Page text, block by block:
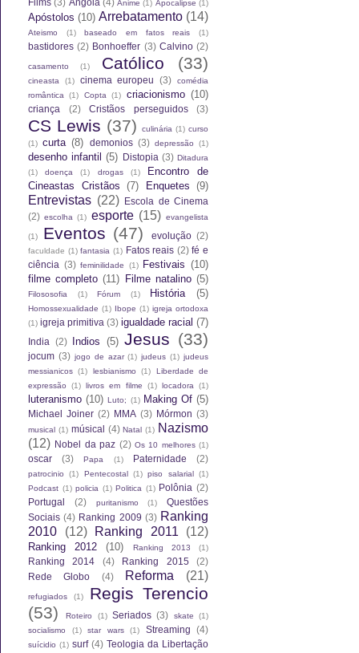
Films (3) Angola (4) Anime (1) Apocalipse (1)
Apóstolos (10) Arrebatamento (14)
Ateismo (1) baseado em fatos reais (1)
bastidores (2) Bonhoeffer (3) Calvino (2)
casamento (1) Católico (33)
cineasta (1) cinema europeu (3)
comédia
romântica (1) Copta (1) criacionismo (10)
criança (2) Cristãos perseguidos (3)
CS Lewis (37) culinária (1) curso
(1) curta (8) demonios (3) depressão (1)
desenho infantil (5) Distopia (3) Ditadura
(1)
doença (1) drogas (1)
Encontro de
Cineastas Cristãos (7) Enquetes (9)
Entrevistas (22)
Escola de Cinema
(2) escolha (1) esporte (15) evangelista
(1) Eventos (47) evolução (2)
faculdade (1) fantasia (1) Fatos reais (2) fé e
ciência (3) feminilidade (1) Festivais (10)
filme completo (11) Filme natalino (5)
Filososofia (1) Fórum (1) História (5)
Homossexualidade (1) Ibope (1) igreja ortodoxa
(1) igreja primitiva (3) igualdade racial (7)
India (2) Indios (5) Jesus (33)
jocum (3) jogo de azar (1) judeus (1) judeus
messianicos (1) lesbianismo (1)
Liberdade de
expressão
(1) livros em filme (1) locadora (1)
luteranismo (10) Luto; (1) Making Of (5)
Michael Joiner (2) MMA (3) Mórmon (3)
musical (1) músical (4) Natal (1) Nazismo
(12) Nobel da paz (2) Os 10 melhores (1)
oscar (3) Papa (1) Paternidade (2)
patrocinio (1) Pentecostal (1) piso salarial (1)
Podcast (1) policia (1) Politica (1) Polônia (2)
Portugal
(2) puritanismo (1)
Questões
Sociais (4) Ranking 2009 (3) Ranking
2010
(12) Ranking 2011 (12)
Ranking 2012 (10) Ranking 2013 (1)
Ranking 2014 (4) Ranking 2015
(2)
Rede Globo
(4) Reforma (21)
refugiados (1)
Regis Terencio
(53)
Roteiro (1) Seriados (3) skate
(1)
socialismo
(1) star wars (1) Streaming (4)
suícidio (1) surf (4) Teologia da Libertação